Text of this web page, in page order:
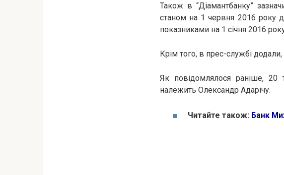
Також в “Діамантбанку”
станом на 1 червня 2016 року
показниками на 1 січня 2016
Крім того, в прес-службі
Як повідомлялося раніше, 20
належить Олександр Адарічу.
Читайте також: Банк